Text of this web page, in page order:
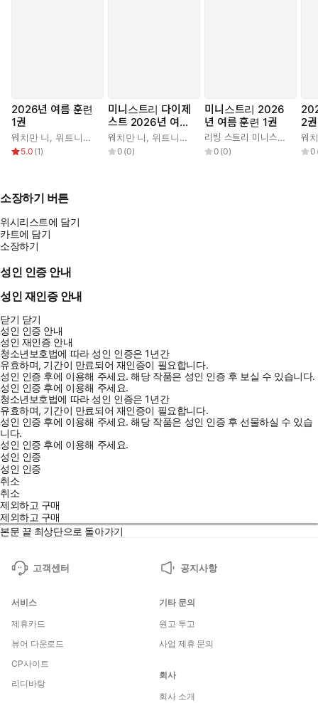
2026년 여름 훈련
1권
워치만 니 위트니스 리
5.0 (1)
미니스트리 다이제
스트 2026년 여름
훈련 1권
워치만 니 위트니스 리
0 (0)
미니스트리 2026
년 여름 훈련 1권
리빙 스트리 미니스트리 편집부
0 (0)
2권
워
0
소장하기 버튼
위시리스트에 담기
카트에 담기
소장하기
성인 인증 안내
성인 재인증 안내
닫기 닫기
성인 인증 안내
성인 재인증 안내
청소년보호법에 따라 성인 인증은 1년간
유효하며, 기간이 만료되어 재인증이 필요합니다.
성인 인증 후에 이용해 주세요.해당 작품은 성인 인증 후 보실 수 있습니다.
성인 인증 후에 이용해 주세요.
청소년보호법에 따라 성인 인증은 1년간
유효하며, 기간이 만료되어 재인증이 필요합니다.
성인 인증 후에 이용해 주세요.해당 작품은 성인 인증 후 선물하실 수 있습
니다.
성인 인증 후에 이용해 주세요.
성인 인증
성인 인증
취소
취소
제외하고 구매
제외하고 구매
본문 끝 최상단으로 돌아가기
고객센터 공지사항
서비스
제휴카드
뷰어 다운로드
CP사이트
리디바탕
기타 문의
원고 투고
사업 제휴 문의
회사
회사 소개